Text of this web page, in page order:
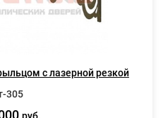
с лазерной резкой
305